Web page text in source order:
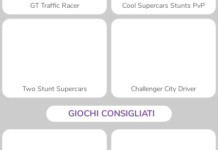
GT Traffic Racer Cool Supercars Stunts PvP
Two Stunt Supercars Challenger City Driver
GIOCHI CONSIGLIATI